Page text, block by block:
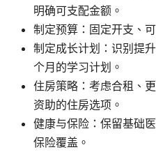
明确可支配金额。
制定预算：固定开支、
制定成长计划：识别提
个月的学习计划。
住房策略：考虑合租、
资助的住房选项。
健康与保险：保留基础
保险覆盖。